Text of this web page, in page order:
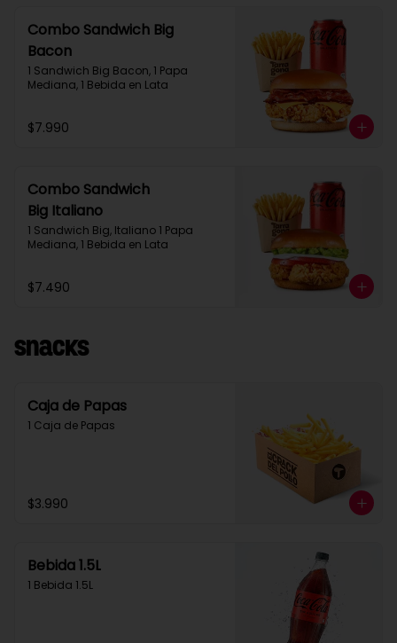
Combo Sandwich Big
Bacon
1 Sandwich Big Bacon, 1 Papa
Mediana, 1 Bebida en Lata
$7.990
Combo Sandwich
Big Italiano
1 Sandwich Big, Italiano 1 Papa
Mediana, 1 Bebida en Lata
$7.490
Snacks
Caja de Papas
1 Caja de Papas
$3.990
Bebida 1.5L
1 Bebida 1.5L